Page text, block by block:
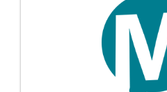
Déchetterie
Gestion des déchets
Gestion des cours d’eau